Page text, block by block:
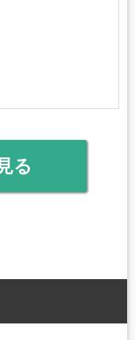
る